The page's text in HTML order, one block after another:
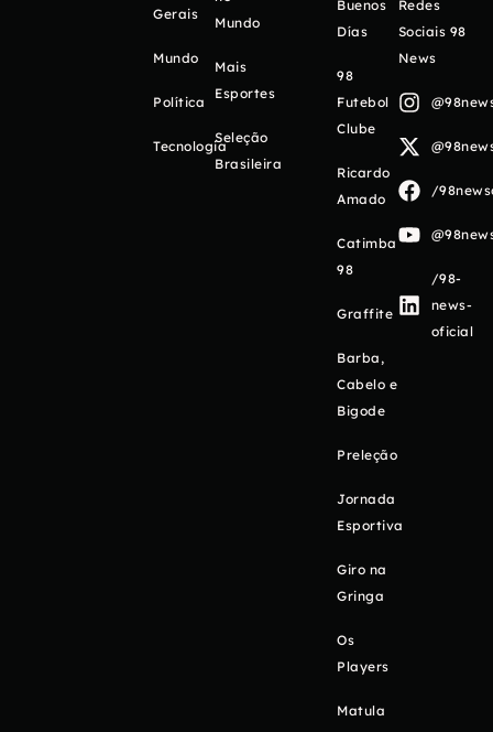
Gerais
Mundo
Política
Tecnologia
Mundo
Mais
Esportes
Seleção
Brasileira
Buenos
Días
98
Futebol
Clube
Ricardo
Amado
Catimba
98
Graffite
Barba,
Cabelo e
Bigode
Preleção
Jornada
Esportiva
Giro na
Gringa
Os
Players
Matula
Redes
Sociais 98
News
/
/98-
news-
oficial